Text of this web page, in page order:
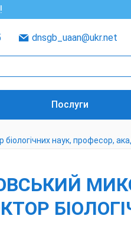
dnsgb_uaan@ukr.net
Послуги
наук, професор,